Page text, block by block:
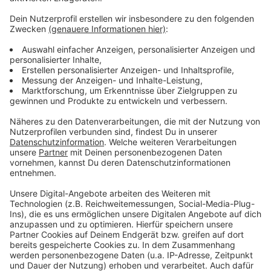
Weißglut treiben. Bahnstreiks. Plötzlicher Schneefall.
Eiskratzen am frühen Morgen. Leute, die nicht
Autofahren können. Menschen, die seltsame Wörter
benutzen. Wo andere sich vor Verzweiflung das
Gesicht bis zum Bauchnabel ziehen oder ihren Kopf
gegen die Wand hauen wollen, geht in eben diesem
Kopf von Laura Potting ein Karussell los. Irgendwo
zwischen wirren Gedanken und scharfer
Alltagsbeobachtung. Ein bisschen ausgeflippt,
meistens bunt und nie ganz ernst gemeint.
Anzeige
Anzeige